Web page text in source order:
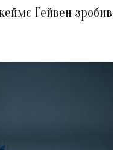
Гейвен зробив